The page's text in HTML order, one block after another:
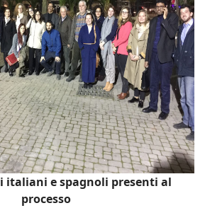
italiani e spagnoli presenti al
processo